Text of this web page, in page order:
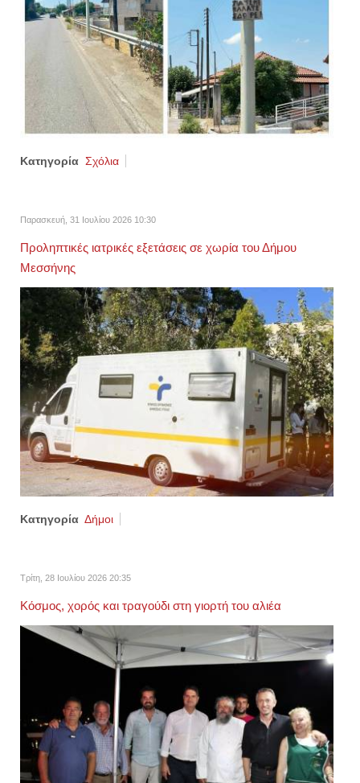
Κατηγορία Σχόλια
Παρασκευή, 31 Ιουλίου 2026 10:30
Προληπτικές ιατρικές εξετάσεις σε χωρία του Δήμου
Μεσσήνης
Κατηγορία Δήμοι
Τρίτη, 28 Ιουλίου 2026 20:35
Κόσμος, χορός και τραγούδι στη γιορτή του αλιέα